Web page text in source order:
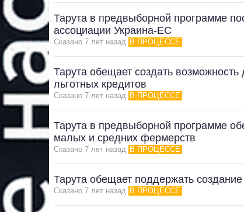
Тарута в предвыборной программе
ассоциации Украина-ЕС
Сказано 7 лет назад В ПРОЦЕССЕ
Тарута обещает создать
льготных кредитов
Сказано 7 лет назад В ПРОЦЕССЕ
Тарута в предвыборной программе
малых и средних фермерств
Сказано 7 лет назад В ПРОЦЕССЕ
Тарута обещает поддержать создание
Сказано 7 лет назад В ПРОЦЕССЕ